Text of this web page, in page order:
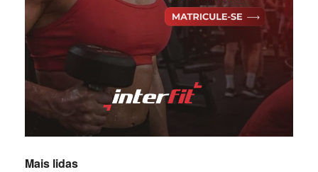
Mais lidas